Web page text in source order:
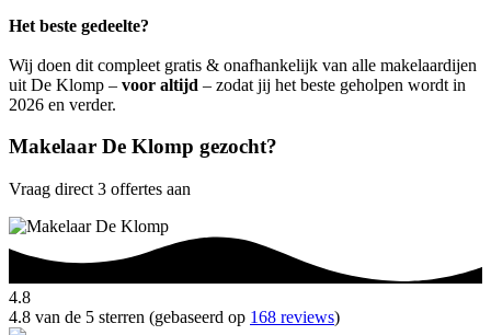
Het beste gedeelte?
Wij doen dit compleet gratis & onafhankelijk van alle makelaardijen
uit De Klomp – voor altijd – zodat jij het beste geholpen wordt in
2026 en verder.
Makelaar De Klomp gezocht?
Vraag direct 3 offertes aan
4.8
4.8 van de 5 sterren (gebaseerd op 168 reviews)